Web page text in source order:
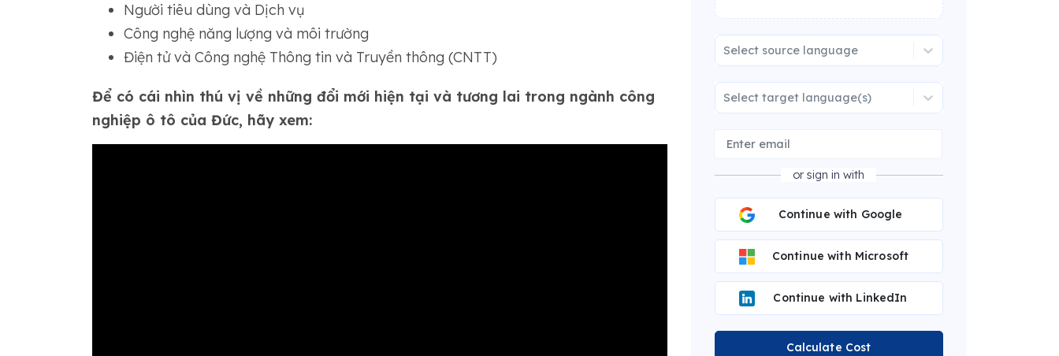
Người tiêu dùng và Dịch vụ
Công nghệ năng lượng và môi trường
Điện tử và Công nghệ Thông tin và Truyền thông (CNTT)
Để có cái nhìn thú vị về những đổi mới hiện tại và tương lai trong ngành công
nghiệp ô tô của Đức, hãy xem:
Select source language
Select target language(s)
or sign in with
Continue with Google
Continue with Microsoft
Continue with LinkedIn
Calculate Cost